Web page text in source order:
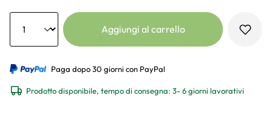
Anzahl
Aggiungi al carrello
Paga dopo 30 giorni con PayPal
Prodotto disponibile, tempo di consegna: 3- 6 giorni lavorativi